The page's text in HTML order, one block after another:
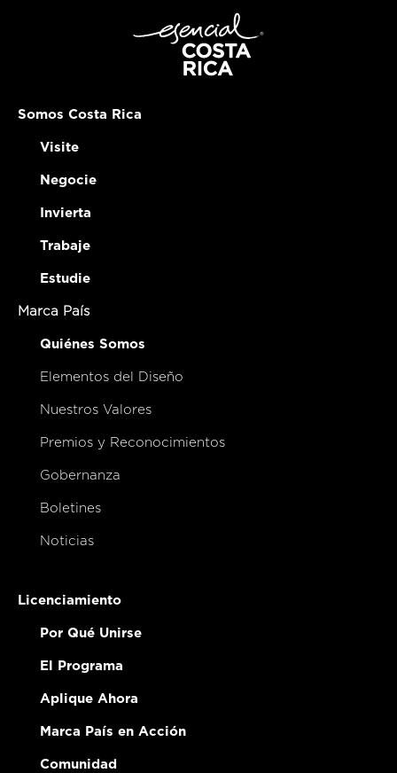
Somos Costa Rica
Visite
Negocie
Invierta
Trabaje
Estudie
Marca País
Quiénes Somos
Elementos del Diseño
Nuestros Valores
Premios y Reconocimientos
Gobernanza
Boletines
Noticias
Licenciamiento
Por Qué Unirse
El Programa
Aplique Ahora
Marca País en Acción
Comunidad